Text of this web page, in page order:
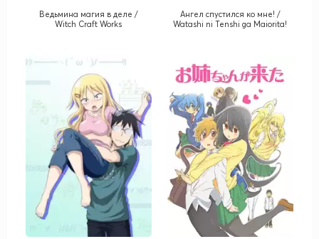
Ведьмина магия в деле /
Witch Craft Works
Ангел спустился ко мне! /
Watashi ni Tenshi ga Maiorita!